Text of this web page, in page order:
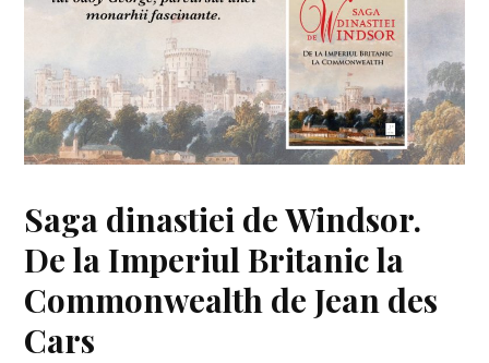
Saga dinastiei de Windsor.
De la Imperiul Britanic la
Commonwealth de Jean des
Cars